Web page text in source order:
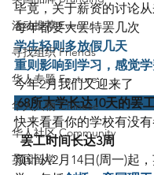
活动推荐 Event
寻找组织 Friends
华人专题 Feature
华人人物 Chinese
华人社区 Community
英国留学
毕竟，关于薪资的讨论
每年都要大罢特罢几次
学生轻则多放假几天
重则影响到学习，感觉
今年2月我们又迎来了
68所大学长达10天的罢
快来看看你的学校有没
  罢工时间长达3周
预计从2月14日(周一)起